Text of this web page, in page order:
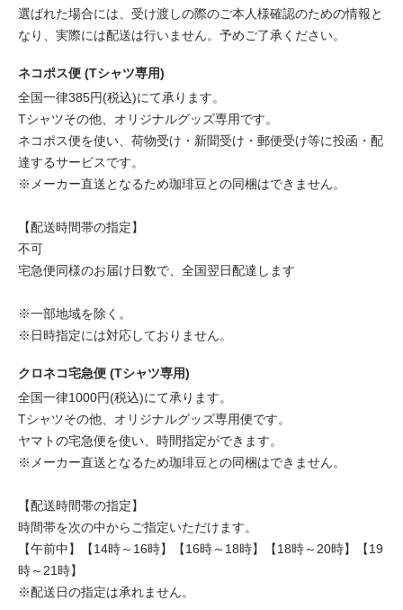
選ばれた場合には、受け渡しの際のご本人様確認のための情報と
なり、実際には配送は行いません。予めご了承ください。
ネコポス便 (Tシャツ専用)
全国一律385円(税込)にて承ります。
Tシャツその他、オリジナルグッズ専用です。
ネコポス便を使い、荷物受け・新聞受け・郵便受け等に投函・配
達するサービスです。
※メーカー直送となるため珈琲豆との同梱はできません。
【配送時間帯の指定】
不可
宅急便同様のお届け日数で、全国翌日配達します
※一部地域を除く。
※日時指定には対応しておりません。
クロネコ宅急便 (Tシャツ専用)
全国一律1000円(税込)にて承ります。
Tシャツその他、オリジナルグッズ専用便です。
ヤマトの宅急便を使い、時間指定ができます。
※メーカー直送となるため珈琲豆との同梱はできません。
【配送時間帯の指定】
時間帯を次の中からご指定いただけます。
【午前中】【14時～16時】【16時～18時】【18時～20時】【19
時～21時】
※配送日の指定は承れません。